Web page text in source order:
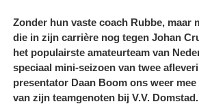
Zonder hun vaste coach Rubbe, maar
die in zijn carrière nog tegen Johan
het populairste amateurteam van
speciaal mini-seizoen van twee
presentator Daan Boom ons weer
van zijn teamgenoten bij V.V. Domstad.